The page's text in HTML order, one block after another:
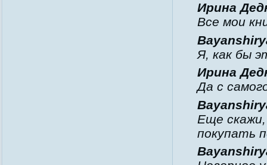
Ирина
Все мои
Я, как бы
Ирина
Да с
Еще
покупать